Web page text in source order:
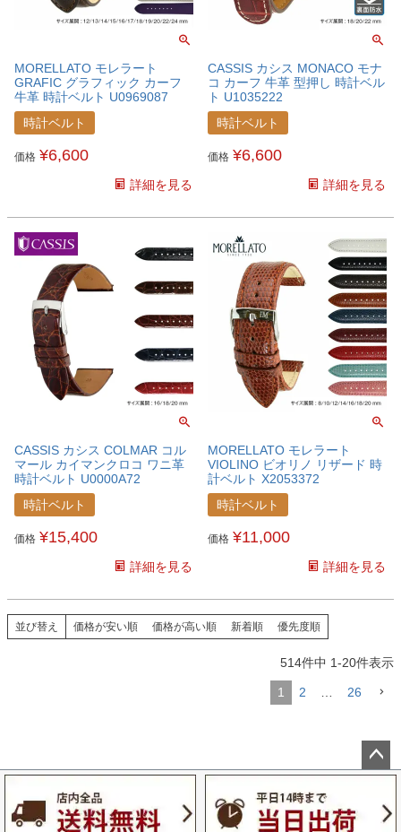
MORELLATO モレラート
GRAFIC グラフィック カーフ
牛革 時計ベルト U0969087
時計ベルト
価格 ¥6,600
詳細を見る
CASSIS カシス MONACO モナ
コ カーフ 牛革 型押し 時計ベル
ト U1035222
時計ベルト
価格 ¥6,600
詳細を見る
CASSIS カシス COLMAR コル
マール カイマンクロコ ワニ革
時計ベルト U0000A72
時計ベルト
価格 ¥15,400
詳細を見る
MORELLATO モレラート
VIOLINO ビオリノ リザード 時
計ベルト X2053372
時計ベルト
価格 ¥11,000
詳細を見る
並び替え 価格が安い順 価格が高い順 新着順 優先度順
514件中 1-20件表示
1 2 26
ペー
ップ